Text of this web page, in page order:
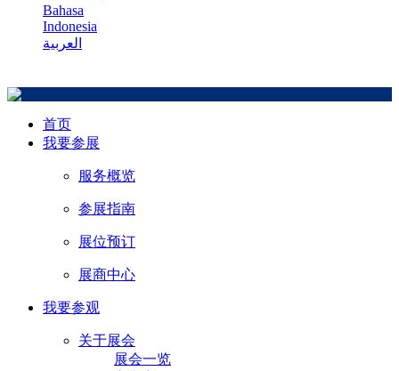
Bahasa
Indonesia
العربية
首页
我要参展
服务概览
参展指南
展位预订
展商中心
我要参观
关于展会
展会一览